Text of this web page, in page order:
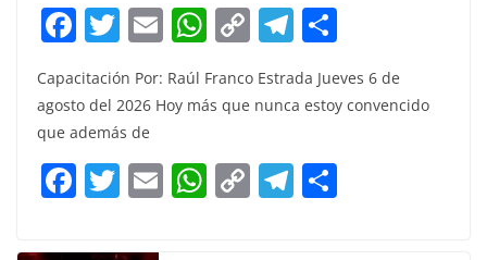
F
a
c
e
b
o
T
itt
er
E
m
ai
W
at
A
p
C
p
Li
n
T
el
e
a
m
ar
e
Capacitación Por: Raúl Franco Estrada Jueves 6 de
agosto del 2026 Hoy más que nunca estoy convencido
que además de
F
c
T
itt
E W C T